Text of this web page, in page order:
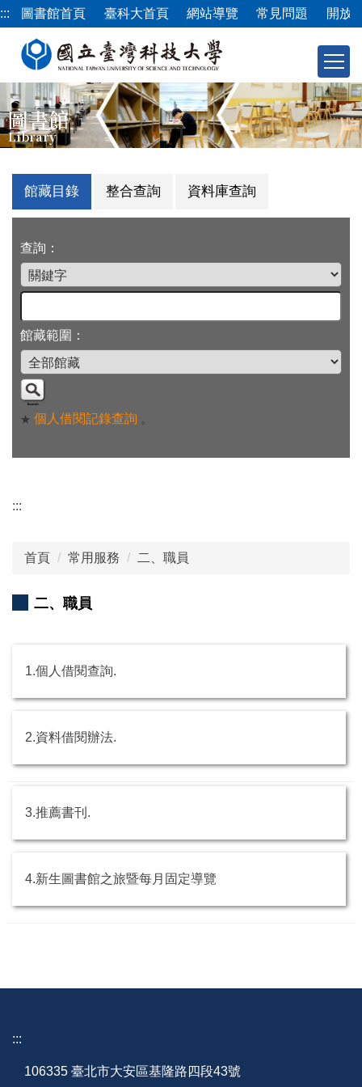
跳
到
內
容
區
::: 圖書館首頁 臺科大首頁 網站導覽 常見問題 開放
圖書館
Library
館藏目錄 整合查詢 資料庫查詢
查詢：
館藏範圍：
★ 個人借閱記錄查詢 。
:::
首頁 常用服務 二、職員
二、職員
1.個人借閱查詢.
2.資料借閱辦法.
3.推薦書刊.
4.新生圖書館之旅暨每月固定導覽
:::
106335 臺北市大安區基隆路四段43號